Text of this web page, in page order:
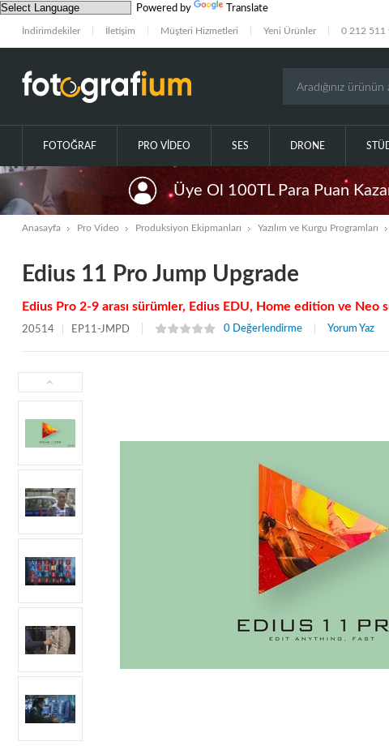
Powered by Translate
İndirimdekiler İletişim Müşteri Hizmetleri Yeni Ürünler 0 212 511
FOTOĞRAF PRO VIDEO SES DRONE
Üye Ol 100TL Para Puan
Anasayfa Pro Video Produksiyon Ekipmanları Yazılım ve Kurgu Programları
Edius 11 Pro Jump Upgrade
Edius Pro 2-9 arası sürümler, Edius EDU, Home edition ve
20514 EP11-JMPD 0 Değerlendirme Yorum Yaz